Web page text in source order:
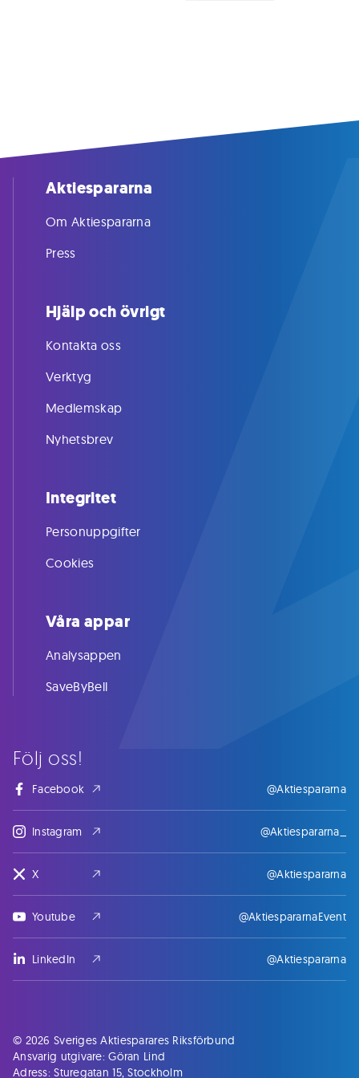
Följ oss!
Facebook @Aktiespararna
Instagram @Aktiespararna_
X @Aktiespararna
Youtube @AktiespararnaEvent
LinkedIn @Aktiespararna
Aktiespararna
Om Aktiespararna
Press
Hjälp och övrigt
Kontakta oss
Verktyg
Medlemskap
Nyhetsbrev
Integritet
Personuppgifter
Cookies
Våra appar
Analysappen
SaveByBell
© 2026 Sveriges Aktiesparares Riksförbund
Ansvarig utgivare: Göran Lind
Adress: Sturegatan 15, Stockholm